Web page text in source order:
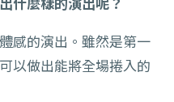
感的演出。雖然是第一
以做出能將全場捲入的